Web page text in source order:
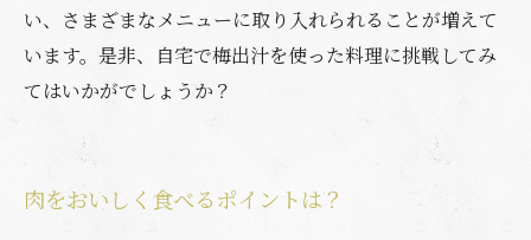
い、さまざまなメニューに取り入れられることが増えて
います。是非、自宅で梅出汁を使った料理に挑戦してみ
てはいかがでしょうか？
肉をおいしく食べるポイントは？